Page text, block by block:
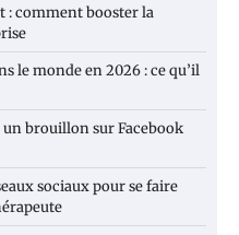
: comment booster la
le monde en 2026 : ce qu’il
brouillon sur Facebook
sociaux pour se faire